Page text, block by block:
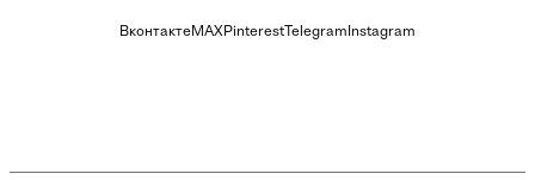
ВконтактеMAXPinterest TelegramInstagram